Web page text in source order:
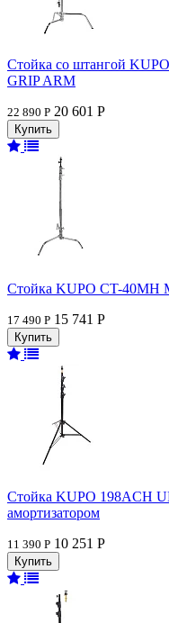
Стойка со штангой
GRIP ARM
22 890 Р 20 601 Р
Стойка KUPO CT-40MH
17 490 Р 15 741 Р
Стойка KUPO 198ACH
амортизатором
11 390 Р 10 251 Р